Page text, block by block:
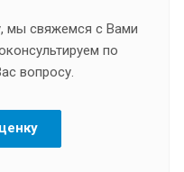
мы свяжемся с Вами
по
вопросу.